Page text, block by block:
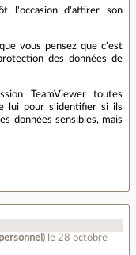
l'occasion d'attirer son
vous pensez que c'est
des données de
TeamViewer toutes
lui pour s'identifier si ils
données sensibles, mais
) le 28 octobre